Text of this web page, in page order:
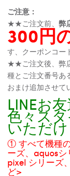
ご注意：
★★ご注文前、 弊
300円
す、クーポンコー
★★ご注文後、弊
種とご注文番号あ
おまけ追加させて
LINEお
色々ス
いただ
① すべて機種
ーズ、aquos
pixel シリーズ
ど>